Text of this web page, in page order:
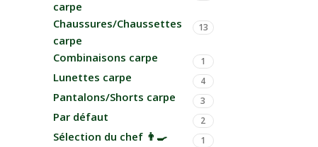
carpe
Chaussures/Chaussettes
carpe
13
Combinaisons carpe 1
Lunettes carpe 4
Pantalons/Shorts carpe 3
Par défaut 2
Sélection du chef 👨‍🍳 1